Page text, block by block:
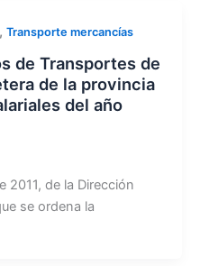
Transporte mercancías
de Transportes de
de la provincia
del año
2011, de la Dirección
se ordena la